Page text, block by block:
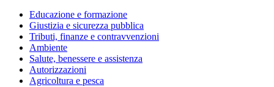
Educazione e formazione
Giustizia e sicurezza pubblica
Tributi, finanze e contravvenzioni
Ambiente
Salute, benessere e assistenza
Autorizzazioni
Agricoltura e pesca